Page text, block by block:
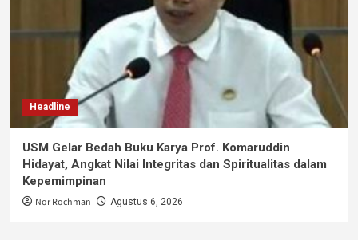
Headline
USM Gelar Bedah Buku Karya Prof. Komaruddin
Hidayat, Angkat Nilai Integritas dan Spiritualitas dalam
Kepemimpinan
Nor Rochman Agustus 6, 2026